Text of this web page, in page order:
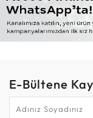
E-Bültene